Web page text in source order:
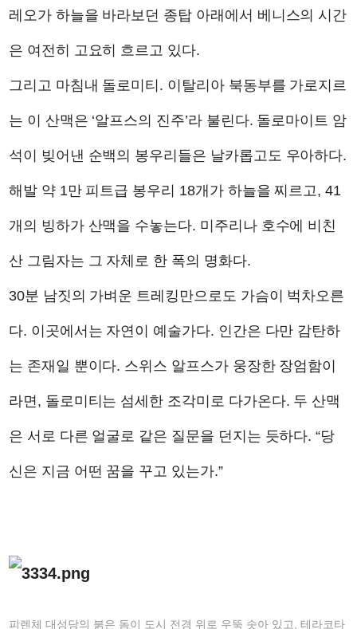
레오가 하늘을 바라보던 종탑 아래에서 베니스의 시간
은 여전히 고요히 흐르고 있다.
그리고 마침내 돌로미티. 이탈리아 북동부를 가로지르
는 이 산맥은 ‘알프스의 진주’라 불린다. 돌로마이트 암
석이 빚어낸 순백의 봉우리들은 날카롭고도 우아하다.
해발 약 1만 피트급 봉우리 18개가 하늘을 찌르고, 41
개의 빙하가 산맥을 수놓는다. 미주리나 호수에 비친
산 그림자는 그 자체로 한 폭의 명화다.
30분 남짓의 가벼운 트레킹만으로도 가슴이 벅차오른
다. 이곳에서는 자연이 예술가다. 인간은 다만 감탄하
는 존재일 뿐이다. 스위스 알프스가 웅장한 장엄함이
라면, 돌로미티는 섬세한 조각미로 다가온다. 두 산맥
은 서로 다른 얼굴로 같은 질문을 던지는 듯하다. “당
신은 지금 어떤 꿈을 꾸고 있는가.”
피렌체 대성당의 붉은 돔이 도시 전경 위로 우뚝 솟아 있고, 테라코타